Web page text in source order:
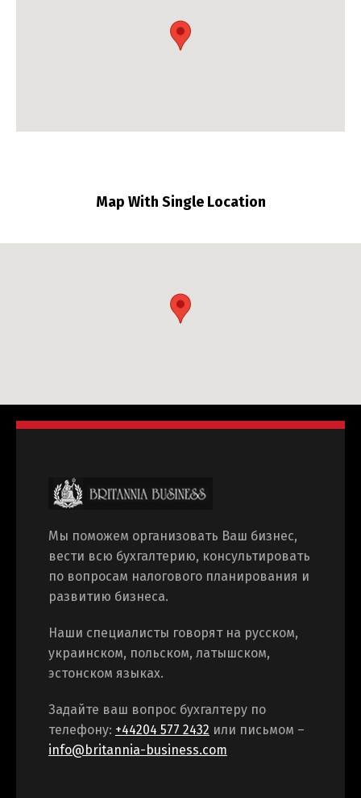
Map With Single Location
Мы поможем организовать Ваш бизнес,
вести всю бухгалтерию, консультировать
по вопросам налогового планирования и
развитию бизнеса.
Наши специалисты говорят на русском,
украинском, польском, латышском,
эстонском языках.
Задайте ваш вопрос бухгалтеру по
телефону: +44204 577 2432 или письмом –
info@britannia-business.com
Українська